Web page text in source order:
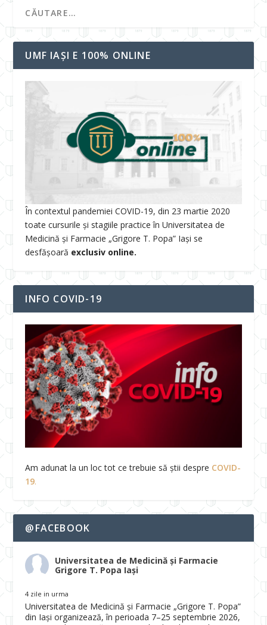
UMF IAȘI E 100% ONLINE
În contextul pandemiei COVID-19, din 23 martie 2020
toate cursurile și stagiile practice în Universitatea de
Medicină și Farmacie „Grigore T. Popa” Iași se
desfășoară exclusiv online.
INFO COVID-19
Am adunat la un loc tot ce trebuie să știi despre COVID-
19.
@FACEBOOK
Universitatea de Medicină și Farmacie
Grigore T. Popa Iași
4 zile in urma
Universitatea de Medicină și Farmacie „Grigore T. Popa”
din Iași organizează, în perioada 7–25 septembrie 2026,